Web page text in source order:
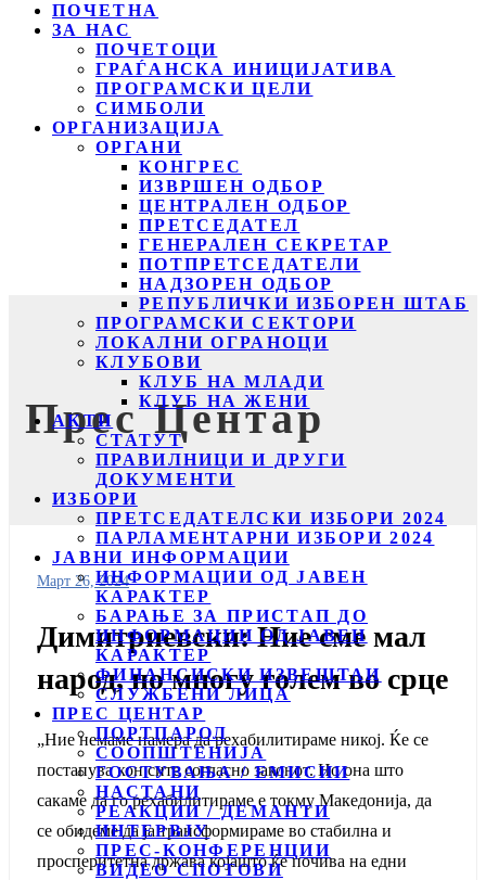
ПОЧЕТНА
ЗА НАС
ПОЧЕТОЦИ
ГРАЃАНСКА ИНИЦИЈАТИВА
ПРОГРАМСКИ ЦЕЛИ
СИМБОЛИ
ОРГАНИЗАЦИЈА
ОРГАНИ
КОНГРЕС
ИЗВРШЕН ОДБОР
ЦЕНТРАЛЕН ОДБОР
ПРЕТСЕДАТЕЛ
ГЕНЕРАЛЕН СЕКРЕТАР
ПОТПРЕТСЕДАТЕЛИ
НАДЗОРЕН ОДБОР
РЕПУБЛИЧКИ ИЗБОРЕН ШТАБ
ПРОГРАМСКИ СЕКТОРИ
ЛОКАЛНИ ОГРАНОЦИ
КЛУБОВИ
КЛУБ НА МЛАДИ
КЛУБ НА ЖЕНИ
АКТИ
СТАТУТ
ПРАВИЛНИЦИ И ДРУГИ
ДОКУМЕНТИ
ИЗБОРИ
ПРЕТСЕДАТЕЛСКИ ИЗБОРИ 2024
ПАРЛАМЕНТАРНИ ИЗБОРИ 2024
ЈАВНИ ИНФОРМАЦИИ
ИНФОРМАЦИИ ОД ЈАВЕН
КАРАКТЕР
БАРАЊЕ ЗА ПРИСТАП ДО
ИНФОРМАЦИИ ОД ЈАВЕН
КАРАКТЕР
ФИНАНСИСКИ ИЗВЕШТАИ
СЛУЖБЕНИ ЛИЦА
ПРЕС ЦЕНТАР
ПОРТПАРОЛ
СООПШТЕНИЈА
ГОСТУВАЊА / ЕМИСИИ
НАСТАНИ
РЕАКЦИИ / ДЕМАНТИ
ИНТЕРВЈУ
ПРЕС-КОНФЕРЕНЦИИ
ВИДЕО СПОТОВИ
Прес Центар
Март 26, 2024
Димитриевски: Ние сме мал
народ, но многу голем во срце
„Ние немаме намера да рехабилитираме никој. Ќе се
постапува кон сите согласно законот. Но она што
сакаме да го рехабилитираме е токму Македонија, да
се обидеме да ја трансформираме во стабилна и
просперитетна држава којашто ќе почива на едни